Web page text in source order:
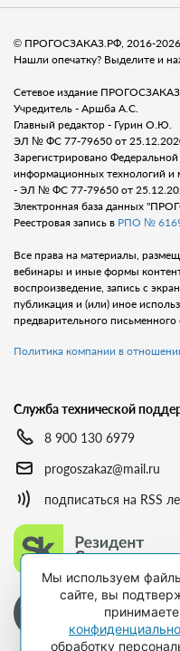
© ПРОГОСЗАКАЗ.РФ, 2016-2026
Нашли опечатку? Выделите и
Сетевое издание
Учредитель - Аршба А.С.
Главный редактор - Гурин О.Ю.
ЭЛ № ФС 77-79650 от
Зарегистрировано
информационных технологий и
- ЭЛ № ФС 77-79650 от
Электронная база данных
Реестровая запись в РПО №
Все права на материалы,
вебинары и иные формы
воспроизведение, запись с
публикация и (или) иное
предварительного письменного
Политика компании в
Служба технической
8 900 130 6979
progoszakaz@mail.ru
подписаться на RSS
Мы используем
сайте, вы
обработку